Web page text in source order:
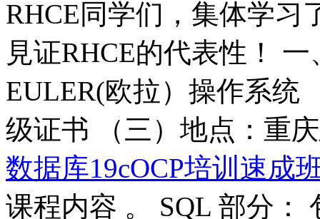
RHCE同学们，集体学习
見证RHCE的代表性！
EULER(欧拉）操作系统
级证书 （三）地点：重
数据库19cOCP培训速成
课程内容 。 SQL 部分：